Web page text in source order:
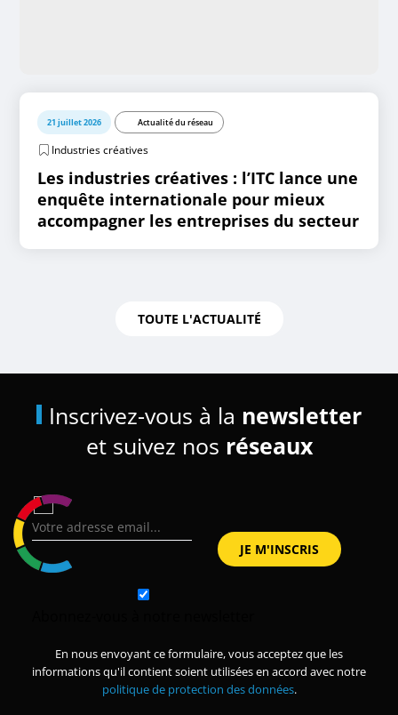
21 juillet 2026 Actualité du réseau
Industries créatives
Les industries créatives : l’ITC lance une
enquête internationale pour mieux
accompagner les entreprises du secteur
TOUTE L'ACTUALITÉ
Inscrivez-vous à la newsletter
et suivez nos réseaux
En nous envoyant ce formulaire, vous acceptez que les
informations qu'il contient soient utilisées en accord avec notre
politique de protection des données.